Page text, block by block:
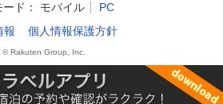
ド： モバイル
PC
報
個人情報保護方針
© Rakuten Group, Inc.